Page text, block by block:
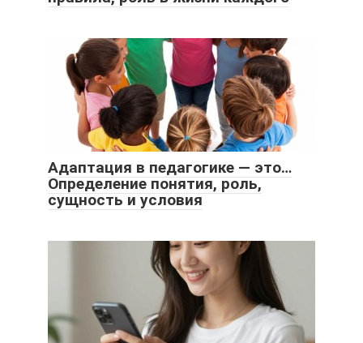
Адаптация в педагогике — это…
Определение понятия, роль,
сущность и условия